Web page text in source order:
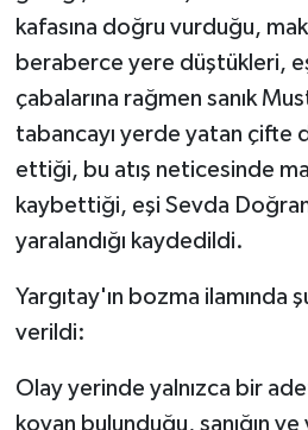
kafasına doğru vurduğu,
beraberce yere düştükleri,
çabalarına rağmen sanık
tabancayı yerde yatan çifte
ettiği, bu atış neticesinde
kaybettiği, eşi Sevda
yaralandığı kaydedildi.
Yargıtay'ın bozma ilamında
verildi:
Olay yerinde yalnızca bir
kovan bulunduğu, sanığın ve